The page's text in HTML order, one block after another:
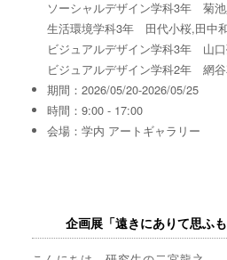
ソーシャルデザイン学科3年 菊
生活環境学科3年 田代小桜,田中
ビジュアルデザイン学科3年 山
ビジュアルデザイン学科2年 網
期間：2026/05/20-2026/05/25
時間：9:00 - 17:00
会場：学内 アートギャラリー
企画展「遠きにありて思ふ